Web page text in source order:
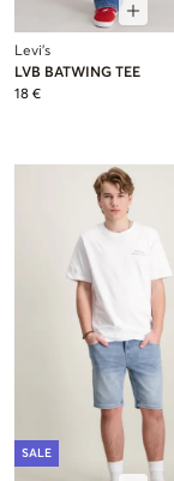
Levi's
LVB BATWING TEE
18 €
SALE